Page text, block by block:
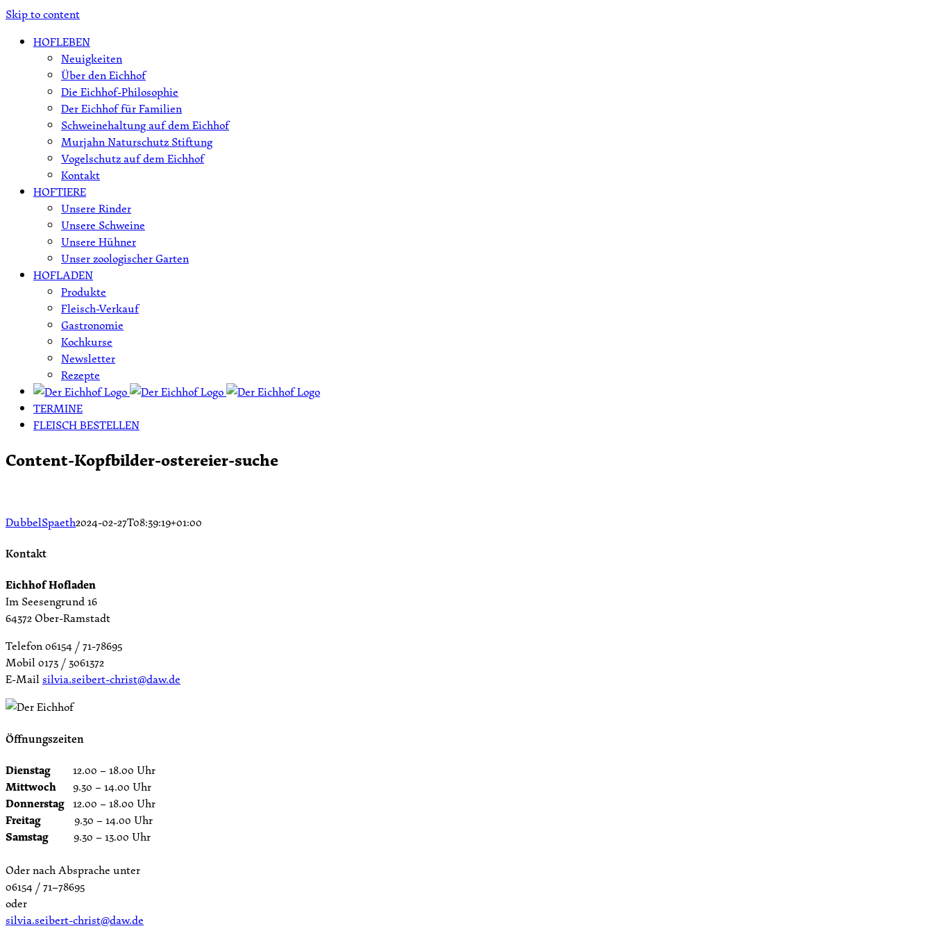
Skip to content
HOFLEBEN
Neuigkeiten
Über den Eichhof
Die Eichhof-Philosophie
Der Eichhof für Familien
Schweinehaltung auf dem Eichhof
Murjahn Naturschutz Stiftung
Vogelschutz auf dem Eichhof
Kontakt
HOFTIERE
Unsere Rinder
Unsere Schweine
Unsere Hühner
Unser zoologischer Garten
HOFLADEN
Produkte
Fleisch-Verkauf
Gastronomie
Kochkurse
Newsletter
Rezepte
TERMINE
FLEISCH BESTELLEN
Content-Kopfbilder-ostereier-suche
DubbelSpaeth2024-02-27T08:39:19+01:00
Kontakt
Eichhof Hofladen
Im Seesengrund 16
64372 Ober-Ramstadt
Telefon 06154 / 71-78695
Mobil 0173 / 3061372
E-Mailsilvia.seibert-christ@daw.de
Öffnungszeiten
Dienstag 12.00 – 18.00 Uhr
Mittwoch 9.30 – 14.00 Uhr
Donnerstag 12.00 – 18.00 Uhr
Freitag 9.30 – 14.00 Uhr
Samstag 9.30 – 13.00 Uhr
Oder nach Absprache unter
06154 / 71–78695
oder
silvia.seibert-christ@daw.de